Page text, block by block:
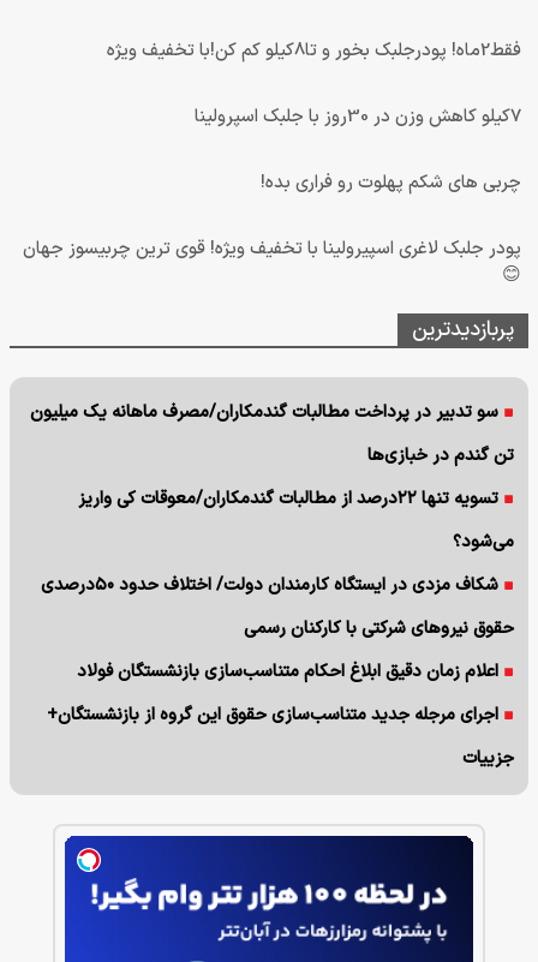
فقط2ماه! پودرجلبک بخور و تا8کیلو کم کن!با تخفیف ویژه
7کیلو کاهش وزن در 30روز با جلبک اسپرولینا
چربی های شکم پهلوت رو فراری بده!
پودر جلبک لاغری اسپیرولینا با تخفیف ویژه! قوی ترین چربیسوز جهان
😊
پربازدیدترین
سو تدبیر در پرداخت مطالبات گندمکاران/مصرف ماهانه یک میلیون
تن گندم در خبازی‌ها
تسویه تنها ۲۲درصد از مطالبات گندمکاران/معوقات کی واریز
می‌شود؟
شکاف مزدی در ایستگاه کارمندان دولت/ اختلاف حدود ۵۰درصدی
حقوق نیروهای شرکتی با کارکنان رسمی
اعلام زمان دقیق ابلاغ احکام متناسب‌سازی بازنشستگان فولاد
اجرای مرجله جدید متناسب‌سازی حقوق این گروه از بازنشستگان+
جزییات